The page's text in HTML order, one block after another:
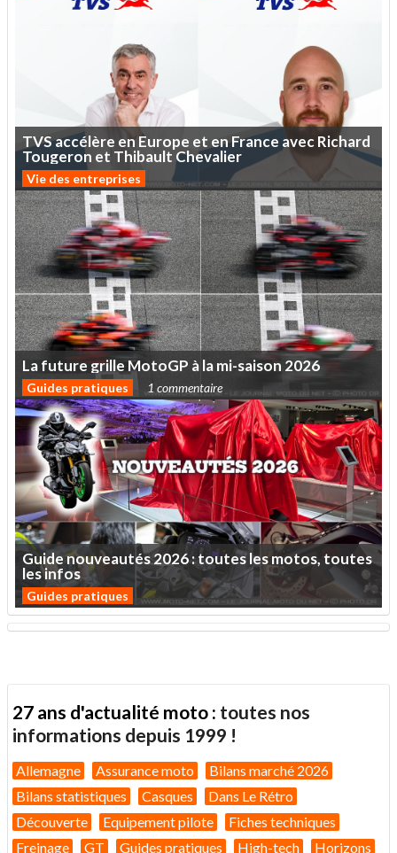
TVSaccélère enEurope et enFrance avecRichard
Tougeron et Thibault Chevalier
Vie des entreprises
Lafuturegrille MotoGP àlami-saison 2026
Guides pratiques 1 commentaire
Guidenouveautés2026:touteslesmotos,toutes
lesinfos
Guides pratiques
27 ans d'actualité moto : toutes nos
informations depuis 1999 !
Allemagne Assurance moto
Bilans marché 2026
Bilans statistiques
Casques
Dans Le Rétro
Découverte
Equipement pilote
Fiches techniques
Freinage
GT Guides pratiques High-tech Horizons